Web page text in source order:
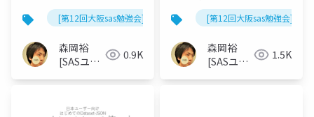
AIs
[第12回大阪sas勉強会]
森岡裕
[SASユー
0.9K
みた～{tfrmt}パッケー
ジに触発されて～
[第12回大阪sas勉強会]
森岡裕
[SASユー
1.5K